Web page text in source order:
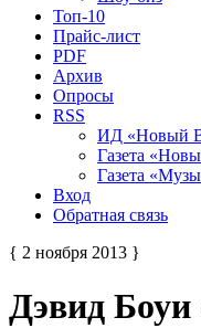
Топ-10
Прайс-лист
PDF
Архив
Опросы
RSS
ИД «Новый
Газета
Газета
Вход
Обратная связь
{ 2 ноября 2013 }
Дэвид Боуи